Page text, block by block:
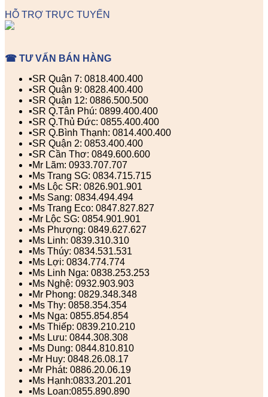
HỖ TRỢ TRỰC TUYẾN
☎ TƯ VẤN BÁN HÀNG
▪️SR Quận 7: 0818.400.400
▪️SR Quận 9: 0828.400.400
▪️SR Quận 12: 0886.500.500
▪️SR Q.Tân Phú: 0899.400.400
▪️SR Q.Thủ Đức: 0855.400.400
▪️SR Q.Bình Thạnh: 0814.400.400
▪️SR Quận 2: 0853.400.400
▪️SR Cần Thơ: 0849.600.600
▪️Mr Lãm: 0933.707.707
▪️Ms Trang SG: 0834.715.715
▪️Ms Lộc SR: 0826.901.901
▪️Ms Sang: 0834.494.494
▪️Ms Trang Eco: 0847.827.827
▪️Mr Lộc SG: 0854.901.901
▪️Ms Phượng: 0849.627.627
▪️Ms Linh: 0839.310.310
▪️Ms Thúy: 0834.531.531
▪️Ms Lợi: 0834.774.774
▪️Ms Linh Nga: 0838.253.253
▪️Ms Nghệ: 0932.903.903
▪️Mr Phong: 0829.348.348
▪️Ms Thy: 0858.354.354
▪️Ms Nga: 0855.854.854
▪️Ms Thiếp: 0839.210.210
▪️Ms Lưu: 0844.308.308
▪️Ms Dung: 0844.810.810
▪️Mr Huy: 0848.26.08.17
▪️Mr Phát: 0886.20.06.19
▪️Ms Hạnh:0833.201.201
▪️Ms Loan:0855.890.890